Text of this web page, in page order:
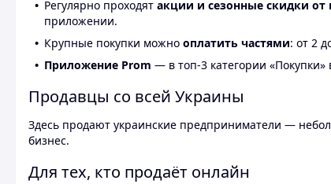
Регулярно проходят акции и сезонные скидки от
приложении.
Крупные покупки можно оплатить частями: от 2
Приложение Prom — в топ-3 категории «Покупки»
Продавцы со всей Украины
Здесь продают украинские предприниматели —
бизнес.
Для тех, кто продаёт онлайн